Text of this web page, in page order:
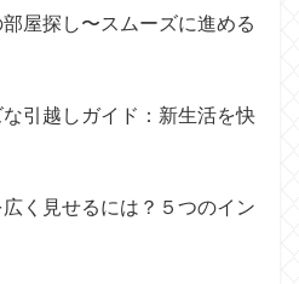
屋探し〜スムーズに進める
引越しガイド：新生活を快
く見せるには？５つのイン